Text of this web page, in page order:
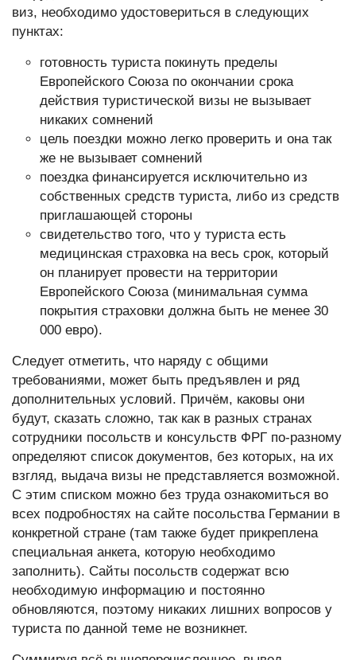
виз, необходимо удостовериться в следующих
пунктах:
готовность туриста покинуть пределы
Европейского Союза по окончании срока
действия туристической визы не вызывает
никаких сомнений
цель поездки можно легко проверить и она так
же не вызывает сомнений
поездка финансируется исключительно из
собственных средств туриста, либо из средств
приглашающей стороны
свидетельство того, что у туриста есть
медицинская страховка на весь срок, который
он планирует провести на территории
Европейского Союза (минимальная сумма
покрытия страховки должна быть не менее 30
000 евро).
Следует отметить, что наряду с общими
требованиями, может быть предъявлен и ряд
дополнительных условий. Причём, каковы они
будут, сказать сложно, так как в разных странах
сотрудники посольств и консульств ФРГ по-разному
определяют список документов, без которых, на их
взгляд, выдача визы не представляется возможной.
С этим списком можно без труда ознакомиться во
всех подробностях на сайте посольства Германии в
конкретной стране (там также будет прикреплена
специальная анкета, которую необходимо
заполнить). Сайты посольств содержат всю
необходимую информацию и постоянно
обновляются, поэтому никаких лишних вопросов у
туриста по данной теме не возникнет.